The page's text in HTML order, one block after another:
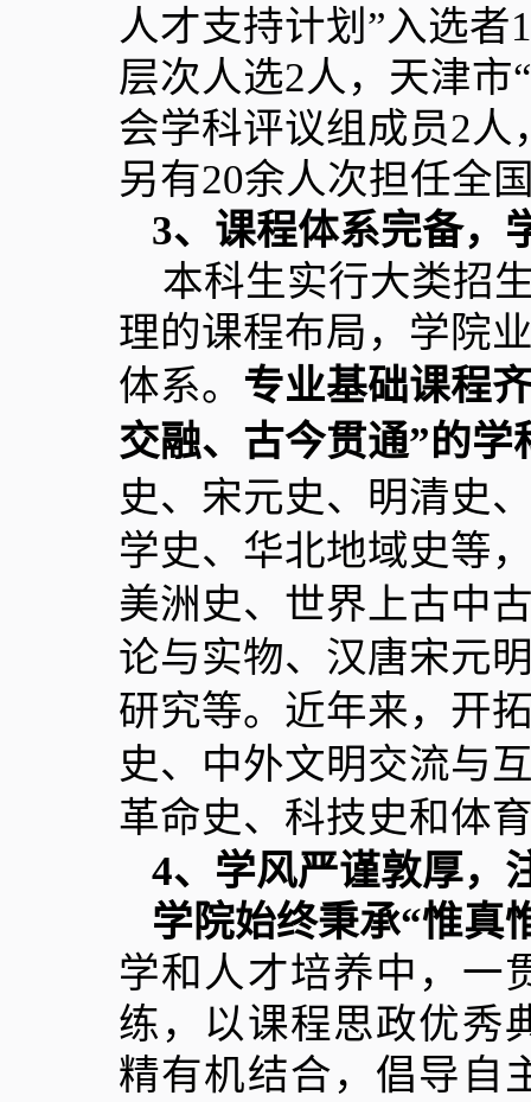
人才支持计划”入选者
层次人选2人，天津市“
会学科评议组成员2人
另有20余人次担任全
3、课程体系完备，
本科生实行大类招
理的课程布局，学院
体系。 专业基础课程
交融、古今贯通”的学
史、宋元史、明清史
学史、华北地域史等
美洲史、世界上古中
论与实物、汉唐宋元
研究等。近年来，开
史、中外文明交流与
革命史、科技史和体
4、学风严谨敦厚，
学院始终秉承“惟真
学和人才培养中，一
练，以课程思政优秀
精有机结合，倡导自